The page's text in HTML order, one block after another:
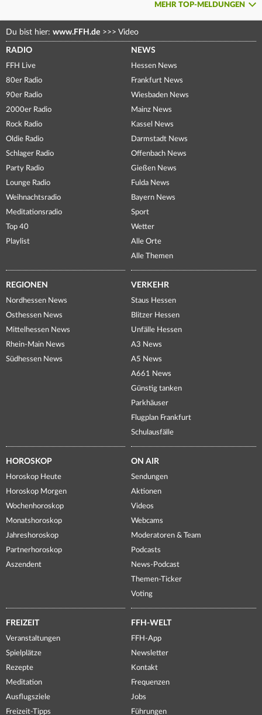
MEHR TOP-MELDUNGEN
Du bist hier: www.FFH.de >>> Video
RADIO
FFH Live
80er Radio
90er Radio
2000er Radio
Rock Radio
Oldie Radio
Schlager Radio
Party Radio
Lounge Radio
Weihnachtsradio
Meditationsradio
Top 40
Playlist
NEWS
Hessen News
Frankfurt News
Wiesbaden News
Mainz News
Kassel News
Darmstadt News
Offenbach News
Gießen News
Fulda News
Bayern News
Sport
Wetter
Alle Orte
Alle Themen
REGIONEN
Nordhessen News
Osthessen News
Mittelhessen News
Rhein-Main News
Südhessen News
VERKEHR
Staus Hessen
Blitzer Hessen
Unfälle Hessen
A3 News
A5 News
A661 News
Günstig tanken
Parkhäuser
Flugplan Frankfurt
Schulausfälle
HOROSKOP
Horoskop Heute
Horoskop Morgen
Wochenhoroskop
Monatshoroskop
Jahreshoroskop
Partnerhoroskop
Aszendent
ON AIR
Sendungen
Aktionen
Videos
Webcams
Moderatoren & Team
Podcasts
News-Podcast
Themen-Ticker
Voting
FREIZEIT
Veranstaltungen
Spielplätze
Rezepte
Meditation
Ausflugsziele
Freizeit-Tipps
FFH-WELT
FFH-App
Newsletter
Kontakt
Frequenzen
Jobs
Führungen